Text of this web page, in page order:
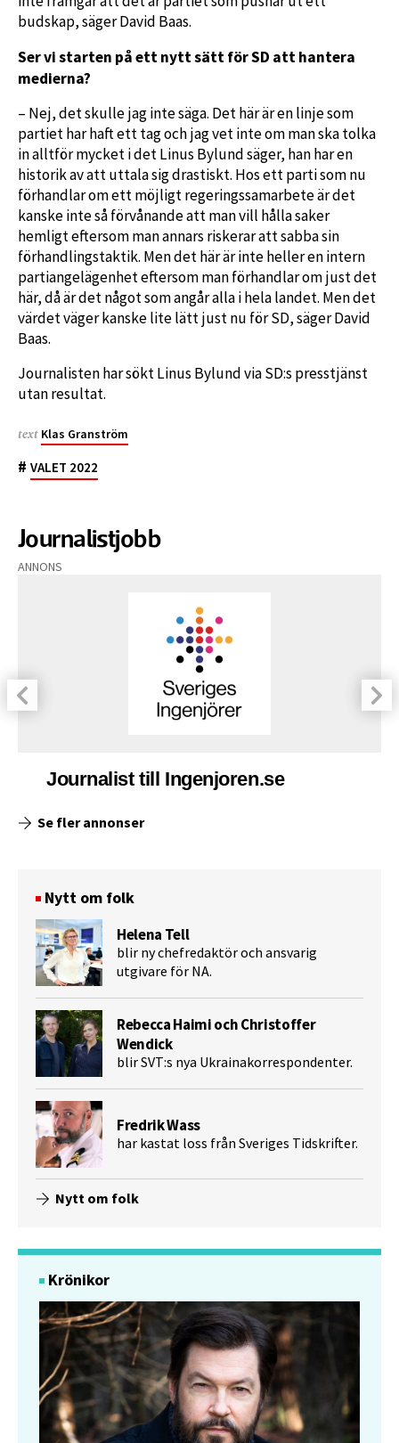
budskap, säger David Baas.
Ser vi starten på ett nytt sätt för SD att hantera
medierna?
– Nej, det skulle jag inte säga. Det här är en linje som
partiet har haft ett tag och jag vet inte om man ska tolka
in alltför mycket i det Linus Bylund säger, han har en
historik av att uttala sig drastiskt. Hos ett parti som nu
förhandlar om ett möjligt regeringssamarbete är det
kanske inte så förvånande att man vill hålla saker
hemligt eftersom man annars riskerar att sabba sin
förhandlingstaktik. Men det här är inte heller en intern
partiangelägenhet eftersom man förhandlar om just det
här, då är det något som angår alla i hela landet. Men det
värdet väger kanske lite lätt just nu för SD, säger David
Baas.
Journalisten har sökt Linus Bylund via SD:s presstjänst
utan resultat.
text Klas Granström
# VALET 2022
Journalistjobb
ANNONS
Journalist till Ingenjoren.se
Se fler annonser
Nytt om folk
Helena Tell
blir ny chefredaktör och ansvarig
utgivare för NA.
Rebecca Haimi och Christoffer
Wendick
blir SVT:s nya Ukrainakorrespondenter.
Fredrik Wass
har kastat loss från Sveriges Tidskrifter.
Nytt om folk
Krönikor